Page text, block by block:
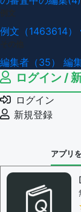
例文（1463614）
編集者（35） 編
ログイン /
ログイン
新規登録
アプリ